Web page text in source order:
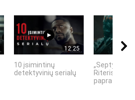
12:25
10 įsimintinų
detektyvinių serialų
„Septynių
Riteris" – kai